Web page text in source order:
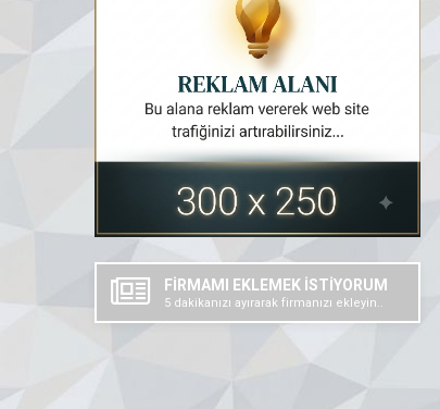
FİRMAMI EKLEMEK İSTİYORUM
5 dakikanızı ayırarak firmanızı ekleyin..